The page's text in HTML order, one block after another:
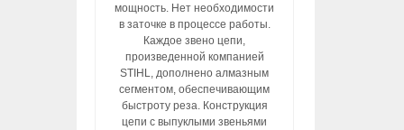
мощность. Нет необходимости
в заточке в процессе работы.
Каждое звено цепи,
произведенной компанией
STIHL, дополнено алмазным
сегментом, обеспечивающим
быстроту реза. Конструкция
цепи с выпуклыми звеньями